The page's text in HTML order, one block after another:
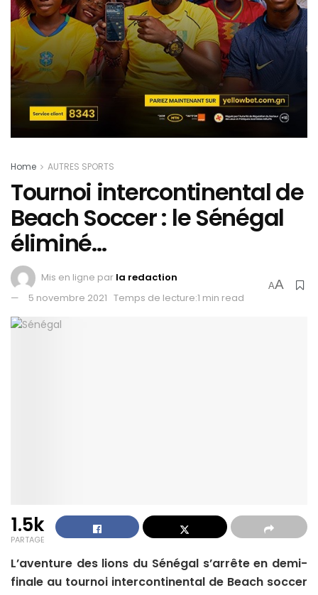
Home AUTRES SPORTS
Tournoi intercontinental de
Beach Soccer : le Sénégal
éliminé…
Mis en ligne par la redaction
5 novembre 2021 Temps de lecture:1 min read
AA
1.5k
PARTAGE
L’aventure des lions du Sénégal s’arrête en demi-
finale au tournoi intercontinental de Beach soccer